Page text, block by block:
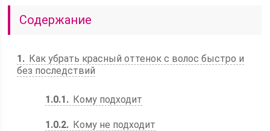
Содержание
1
Как убрать красный оттенок с волос быстро и
без последствий
1.0.1 Кому подходит
1.0.2 Кому не подходит